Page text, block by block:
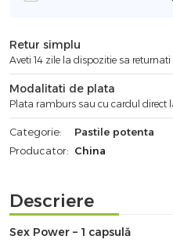
Retur simplu
Aveti 14 zile la dispozitie sa returnati
Modalitati de plata
Plata ramburs sau cu cardul direct
Categorie:
Pastile potenta
Producator: China
Descriere
Sex Power – 1 capsulă